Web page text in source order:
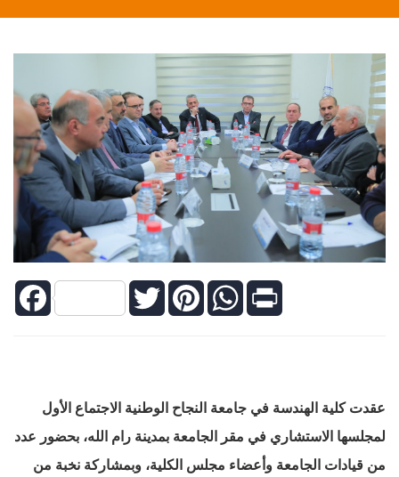
Facebook Twitter PinterestWhatsApp
عقدت كلية الهندسة في جامعة النجاح الوطنية الاجتماع الأول
لمجلسها الاستشاري في مقر الجامعة بمدينة رام الله، بحضور عدد
من قيادات الجامعة وأعضاء مجلس الكلية، وبمشاركة نخبة من